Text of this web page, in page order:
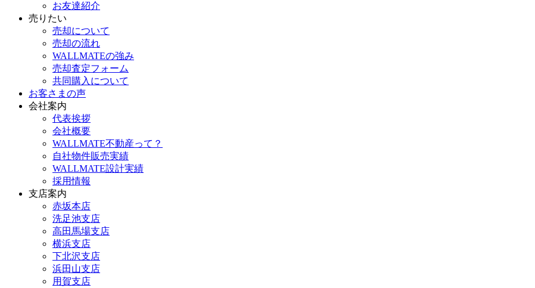
お友達紹介
売りたい
売却について
売却の流れ
WALLMATEの強み
売却査定フォーム
共同購入について
お客さまの声
会社案内
代表挨拶
会社概要
WALLMATE不動産って？
自社物件販売実績
WALLMATE設計実績
採用情報
支店案内
赤坂本店
洗足池支店
高田馬場支店
横浜支店
下北沢支店
浜田山支店
用賀支店